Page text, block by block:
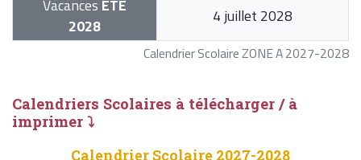
Calendrier Scolaire ZONE A 2027-2028
Vacances ÉTÉ
2028
4 juillet 2028
Calendriers Scolaires à télécharger / à
imprimer ⤵
Calendrier Scolaire 2027-2028